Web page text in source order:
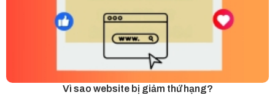
Vì sao website bị giảm thứ hạng?